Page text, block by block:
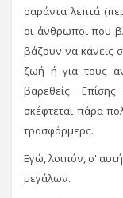
σαράντα λεπτά
οι άνθρωποι που
βάζουν να κάνεις
ζωή ή για τους
βαρεθείς.
σκέφτεται πάρα
τρασφόρμερς.
Εγώ, λοιπόν, σ'
μεγάλων.